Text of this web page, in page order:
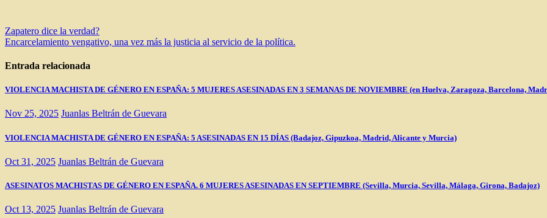
Navegación
de
entradas
Zapatero dice la verdad?
Encarcelamiento vengativo, una vez más la justicia al servicio de la política.
Entrada relacionada
VIOLENCIA MACHISTA DE GÉNERO EN ESPAÑA: 5 MUJERES ASESINADAS EN 3 SEMANAS DE NOVIEMBRE (en Huelva, Zaragoza, Barcelona,
Nov 25, 2025 Juanlas Beltrán de Guevara
VIOLENCIA MACHISTA DE GÉNERO EN ESPAÑA: 5 ASESINADAS EN 15 DÍAS (Badajoz, Gipuzkoa, Madrid, Alicante y Murcia)
Oct 31, 2025 Juanlas Beltrán de Guevara
ASESINATOS MACHISTAS DE GÉNERO EN ESPAÑA. 6 MUJERES ASESINADAS EN SEPTIEMBRE (Sevilla, Murcia, Sevilla, Málaga, Girona, Badajoz)
Oct 13, 2025 Juanlas Beltrán de Guevara